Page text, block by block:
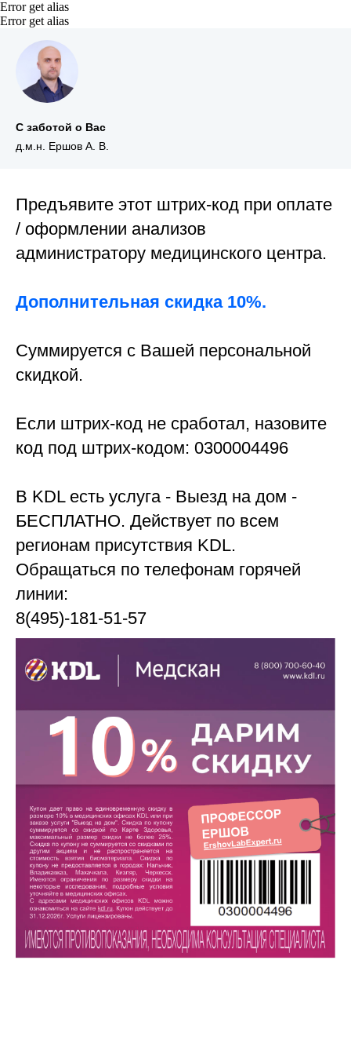
Error get alias
Error get alias
С заботой о Вас
д.м.н. Ершов А. В.
Предъявите этот штрих-код при оплате
/ оформлении анализов
администратору медицинского центра.
Дополнительная скидка 10%.
Суммируется с Вашей персональной
скидкой.
Если штрих-код не сработал, назовите
код под штрих-кодом: 0300004496
В KDL есть услуга - Выезд на дом -
БЕСПЛАТНО. Действует по всем
регионам присутствия KDL.
Обращаться по телефонам горячей
линии:
8(495)-181-51-57